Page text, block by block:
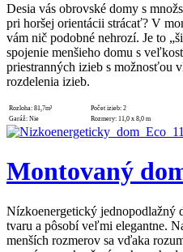
Desia vás obrovské domy s
pri horšej orientácii strácať? V
vám nič podobné nehrozí. Je to
spojenie menšieho domu s
priestranných izieb s možnosťou
rozdelenia izieb.
Rozloha: 81,7m² Počet izieb: 2
Garáž: Nie Rozmery: 11,0 x 8,0 m
Montovaný
Nízkoenergetický jednopodlažný
tvaru a pôsobí veľmi elegantne.
menších rozmerov sa vďaka